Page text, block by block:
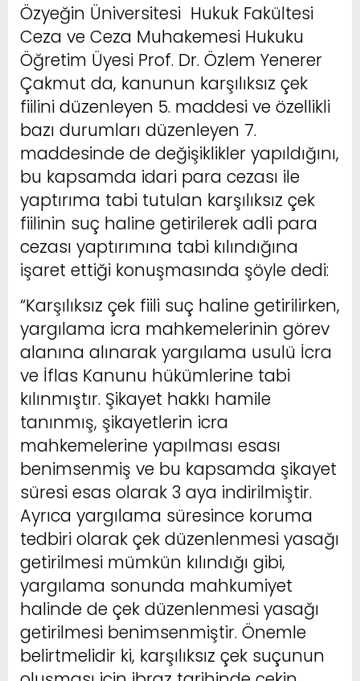
Özyeğin Üniversitesi Hukuk Fakültesi
Ceza ve Ceza Muhakemesi Hukuku
Öğretim Üyesi Prof. Dr. Özlem Yenerer
Çakmut da, kanunun karşılıksız çek
fiilini düzenleyen 5. maddesi ve özellikli
bazı durumları düzenleyen 7.
maddesinde de değişiklikler yapıldığını,
bu kapsamda idari para cezası ile
yaptırıma tabi tutulan karşılıksız çek
fiilinin suç haline getirilerek adli para
cezası yaptırımına tabi kılındığına
işaret ettiği konuşmasında şöyle dedi:
“Karşılıksız çek fiili suç haline getirilirken,
yargılama icra mahkemelerinin görev
alanına alınarak yargılama usulü İcra
ve İflas Kanunu hükümlerine tabi
kılınmıştır. Şikayet hakkı hamile
tanınmış, şikayetlerin icra
mahkemelerine yapılması esası
benimsenmiş ve bu kapsamda şikayet
süresi esas olarak 3 aya indirilmiştir.
Ayrıca yargılama süresince koruma
tedbiri olarak çek düzenlenmesi yasağı
getirilmesi mümkün kılındığı gibi,
yargılama sonunda mahkumiyet
halinde de çek düzenlenmesi yasağı
getirilmesi benimsenmiştir. Önemle
belirtmelidir ki, karşılıksız çek suçunun